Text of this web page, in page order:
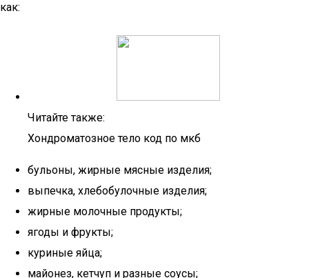
как:
Читайте также:
Хондроматозное тело код по мкб
бульоны, жирные мясные изделия;
выпечка, хлебобулочные изделия;
жирные молочные продукты;
ягоды и фрукты;
куриные яйца;
майонез, кетчуп и разные соусы;